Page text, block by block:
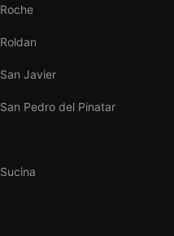
Roche
Roldan
San Javier
San Pedro del Pinatar
Sucina